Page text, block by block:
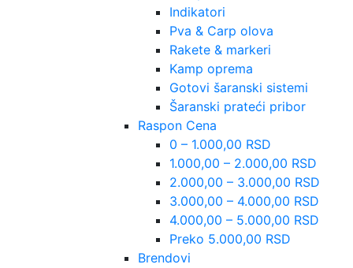
Indikatori
Pva & Carp olova
Rakete & markeri
Kamp oprema
Gotovi šaranski sistemi
Šaranski prateći pribor
Raspon Cena
0 – 1.000,00 RSD
1.000,00 – 2.000,00 RSD
2.000,00 – 3.000,00 RSD
3.000,00 – 4.000,00 RSD
4.000,00 – 5.000,00 RSD
Preko 5.000,00 RSD
Brendovi